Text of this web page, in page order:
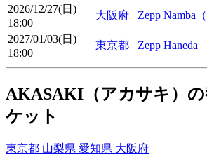
2026/12/27(日)
18:00
大阪府
Zepp Namba
2027/01/03(日)
18:00
東京都 Zepp Haneda
AKASAKI（アカサキ）の
ケット
東京都 山梨県 愛知県 大阪府